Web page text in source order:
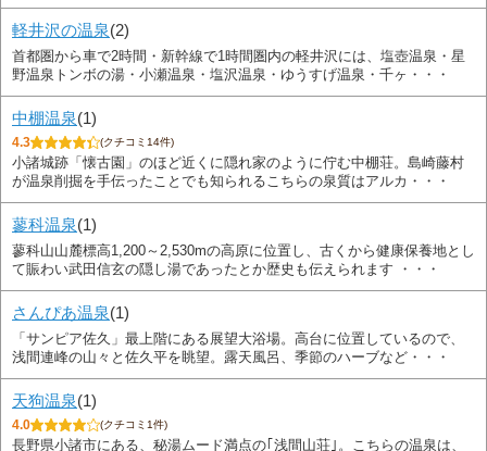
軽井沢の温泉(2)
首都圏から車で2時間・新幹線で1時間圏内の軽井沢には、塩壺温泉・星
野温泉トンボの湯・小瀬温泉・塩沢温泉・ゆうすげ温泉・千ヶ・・・
中棚温泉(1)
4.3 (クチコミ14件)
小諸城跡「懐古園」のほど近くに隠れ家のように佇む中棚荘。島崎藤村
が温泉削掘を手伝ったことでも知られるこちらの泉質はアルカ・・・
蓼科温泉(1)
蓼科山山麓標高1,200～2,530mの高原に位置し、古くから健康保養地とし
て賑わい武田信玄の隠し湯であったとか歴史も伝えられます ・・・
さんぴあ温泉(1)
「サンピア佐久」最上階にある展望大浴場。高台に位置しているので、
浅間連峰の山々と佐久平を眺望。露天風呂、季節のハーブなど・・・
天狗温泉(1)
4.0 (クチコミ1件)
長野県小諸市にある、秘湯ムード満点の｢浅間山荘｣。こちらの温泉は、